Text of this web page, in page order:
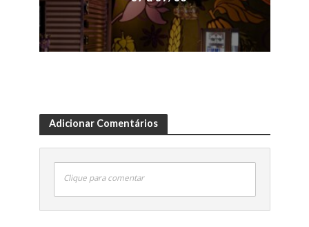
Adicionar Comentários
Clique para comentar